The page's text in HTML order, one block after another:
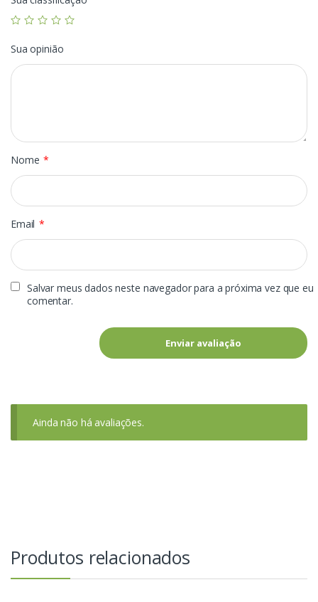
Sua opinião
Nome *
Email *
Salvar meus dados neste navegador para a próxima vez que eu
comentar.
Ainda não há avaliações.
Produtos relacionados